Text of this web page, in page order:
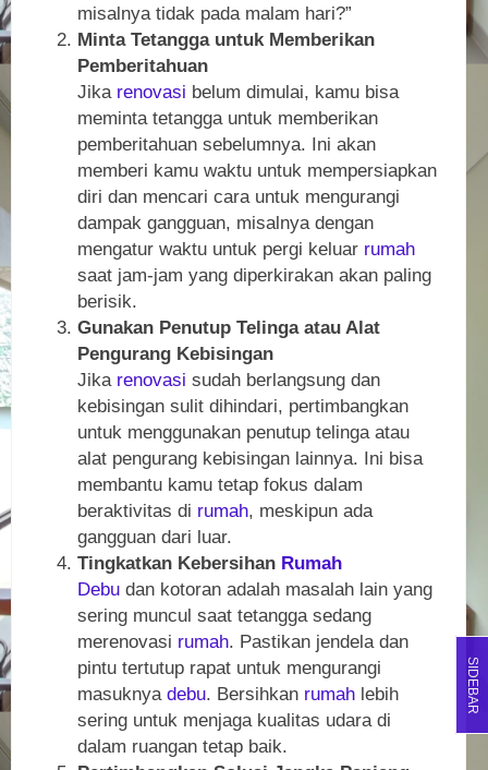
misalnya tidak pada malam hari?”
Minta Tetangga untuk Memberikan
Pemberitahuan
Jika renovasi belum dimulai, kamu bisa
meminta tetangga untuk memberikan
pemberitahuan sebelumnya. Ini akan
memberi kamu waktu untuk mempersiapkan
diri dan mencari cara untuk mengurangi
dampak gangguan, misalnya dengan
mengatur waktu untuk pergi keluar rumah
saat jam-jam yang diperkirakan akan paling
berisik.
Gunakan Penutup Telinga atau Alat
Pengurang Kebisingan
Jika renovasi sudah berlangsung dan
kebisingan sulit dihindari, pertimbangkan
untuk menggunakan penutup telinga atau
alat pengurang kebisingan lainnya. Ini bisa
membantu kamu tetap fokus dalam
beraktivitas di rumah, meskipun ada
gangguan dari luar.
Tingkatkan Kebersihan Rumah
Debu dan kotoran adalah masalah lain yang
sering muncul saat tetangga sedang
merenovasi rumah. Pastikan jendela dan
pintu tertutup rapat untuk mengurangi
masuknya debu. Bersihkan rumah lebih
sering untuk menjaga kualitas udara di
dalam ruangan tetap baik.
SIDEBAR